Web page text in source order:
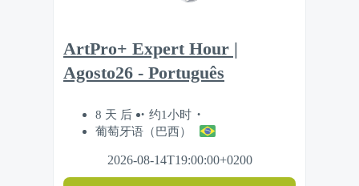
ArtPro+ Expert Hour |
Agosto26 - Português
8 天 后
约1小时
葡萄牙语（巴西）
2026-08-14T19:00:00+0200